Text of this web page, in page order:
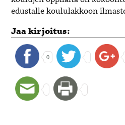
edustalle koululakkoon
Jaa kirjoitus:
0